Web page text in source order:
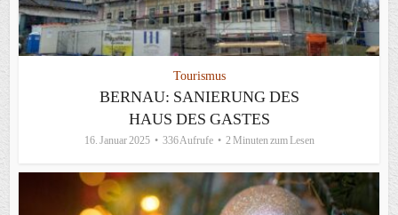
Tourismus
BERNAU: SANIERUNG DES
HAUS DES GASTES
16. Januar 2025 336 Aufrufe 2 Minuten zum Lesen